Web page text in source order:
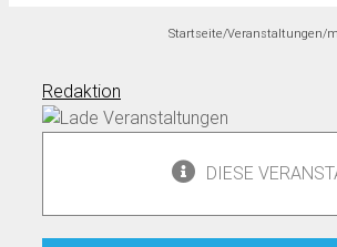
Startseite/Veranstaltungen/
Redaktion
DIESE